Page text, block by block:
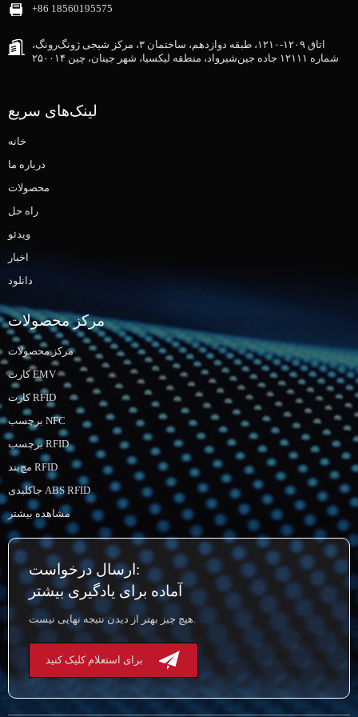
‎+86 18560195575‎
اتاق ۱۲۰۹-۱۲۱۰، طبقه دوازدهم، ساختمان ۳، مرکز شیجی ژونگ‌رونگ،
شماره ۱۲۱۱۱ جاده جین‌شیرواد، منطقه لیکسیا، شهر جینان، چین ۲۵۰۰۱۴
لینک‌های سریع
خانه
درباره ما
محصولات
راه حل
ویدئو
اخبار
دانلود
مرکز محصولات
مرکز محصولات
کارت EMV
کارت RFID
برچسب NFC
برچسب RFID
مچ‌بند RFID
جاکلیدی ABS RFID
مشاهده بیشتر
ارسال درخواست:
آماده برای یادگیری بیشتر
برای استعلام کلیک کنید